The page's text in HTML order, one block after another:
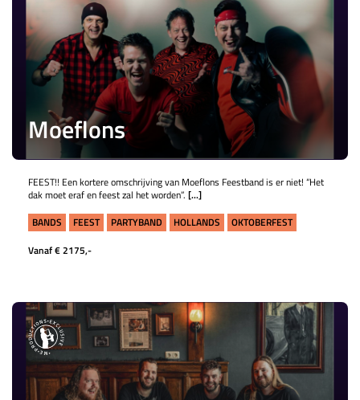
Moeflons
FEEST!! Een kortere omschrijving van Moeflons Feestband is er niet! “Het
dak moet eraf en feest zal het worden”. [...]
BANDS
FEEST PARTYBAND HOLLANDS
OKTOBERFEST
Vanaf € 2175,-